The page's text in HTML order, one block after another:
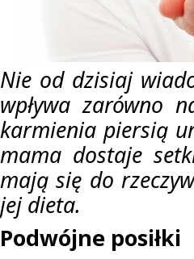
Nie od dzisiaj
wpływa zarówno
karmienia piersią
mama dostaje
mają się do
jej dieta.
Podwójne posiłki